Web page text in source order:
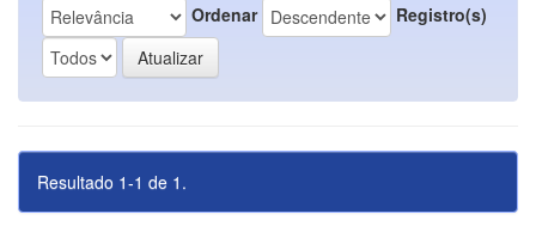
Ordenar Registro(s)
Resultado 1-1 de 1.